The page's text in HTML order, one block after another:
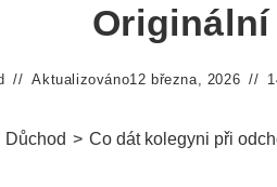
Originální
Aktualizováno12 března, 2026
Důchod > Co dát kolegyni při